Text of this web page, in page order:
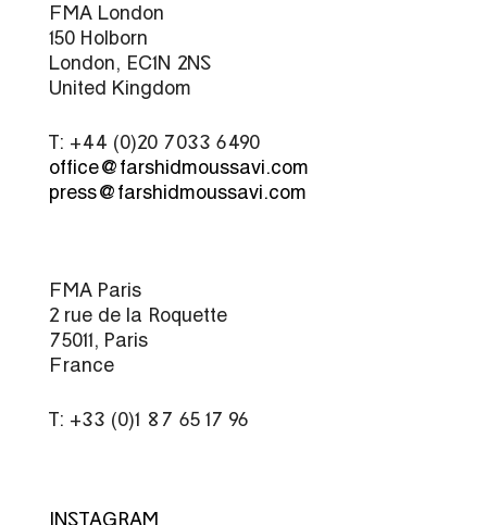
FMA London
150 Holborn
London, EC1N 2NS
United Kingdom
T: +44 (0)20 7033 6490
office@farshidmoussavi.com
press@farshidmoussavi.com
FMA Paris
2 rue de la Roquette
75011, Paris
France
T: +33 (0)1 87 65 17 96
INSTAGRAM